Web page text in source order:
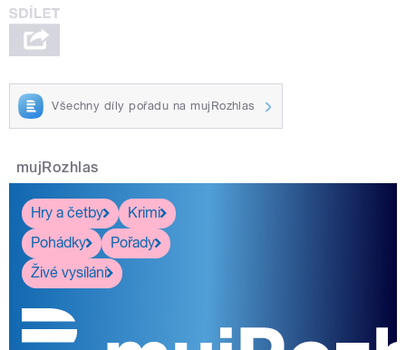
Všechny díly pořadu na mujRozhlas
mujRozhlas
Hry a četby
Krimi
Pohádky
Pořady
Živé vysílání